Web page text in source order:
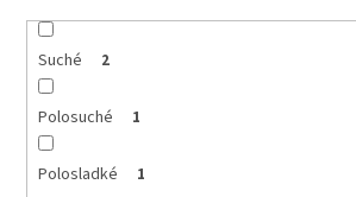
balení
vína
Delikatesy
vínu
Vývrtky
Suché 2
Polosuché 1
Polosladké 1